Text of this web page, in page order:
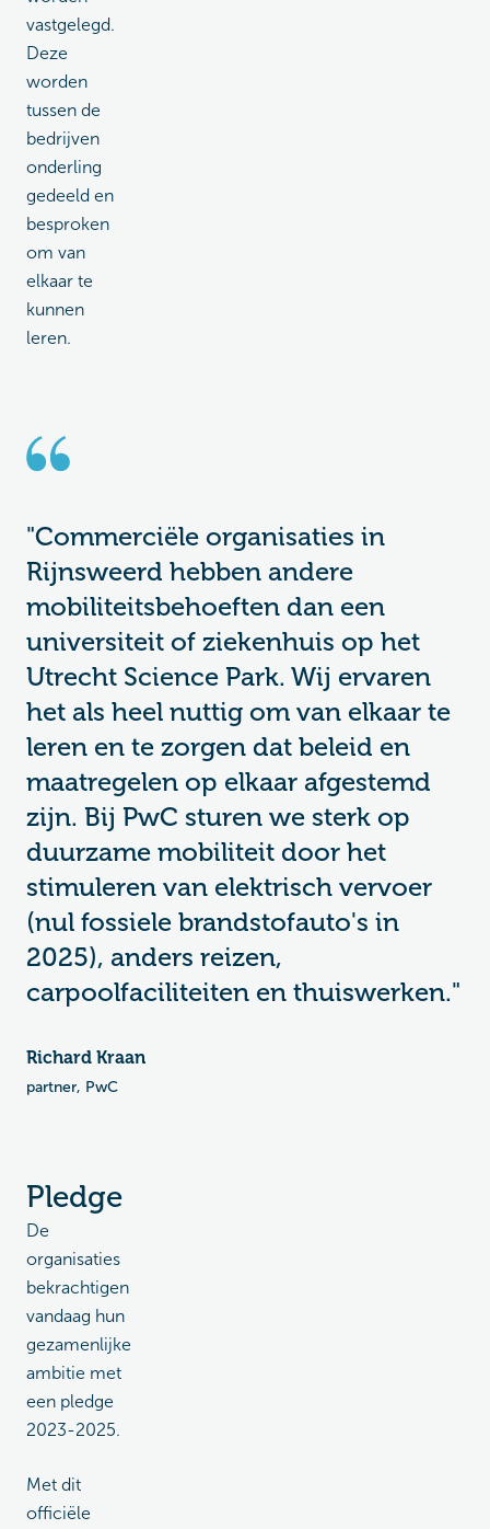
vastgelegd.
Deze
worden
tussen de
bedrijven
onderling
gedeeld en
besproken
om van
elkaar te
kunnen
leren.
"Commerciële organisaties in
Rijnsweerd hebben andere
mobiliteitsbehoeften dan een
universiteit of ziekenhuis op het
Utrecht Science Park. Wij ervaren
het als heel nuttig om van elkaar te
leren en te zorgen dat beleid en
maatregelen op elkaar afgestemd
zijn. Bij PwC sturen we sterk op
duurzame mobiliteit door het
stimuleren van elektrisch vervoer
(nul fossiele brandstofauto's in
2025), anders reizen,
carpoolfaciliteiten en thuiswerken."
Richard Kraan
partner, PwC
Pledge
De
organisaties
bekrachtigen
vandaag hun
gezamenlijke
ambitie met
een pledge
2023-2025.
Met dit
officiële